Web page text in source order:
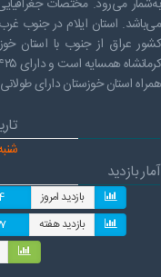
می‌باشد. استان ایلام در جنوب
کشور عراق از جنوب با استان
همراه استان خوزستان دارای
شنبه, 17 مرداد
آمار بازدید
بازدید امروز
بازدید هفته
راهنمای فعالان اقتصادی
قانون برنامه هفتم توسعه
قوانین عادی
آئین نامه ها
اسناد بالادستی